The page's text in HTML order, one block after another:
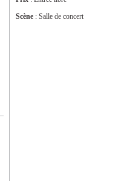
Scène : Salle de concert